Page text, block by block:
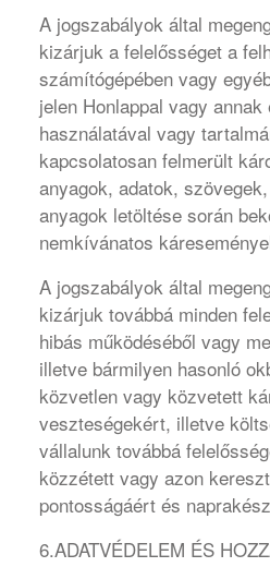
A jogszabályok által
kizárjuk a felelősséget a
számítógépében vagy
jelen Honlappal vagy annak
használatával vagy
kapcsolatosan felmerült
anyagok, adatok,
anyagok letöltése során
nemkívánatos
A jogszabályok által
kizárjuk továbbá minden
hibás működéséből vagy
illetve bármilyen hasonló
közvetlen vagy közvetett
veszteségekért, illetve
vállalunk továbbá
közzétett vagy azon
pontosságáért és
6.ADATVÉDELEM ÉS